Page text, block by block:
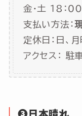
金・土 18：
支払い方法：
定休日：日、月
アクセス：
❸日本晴れ